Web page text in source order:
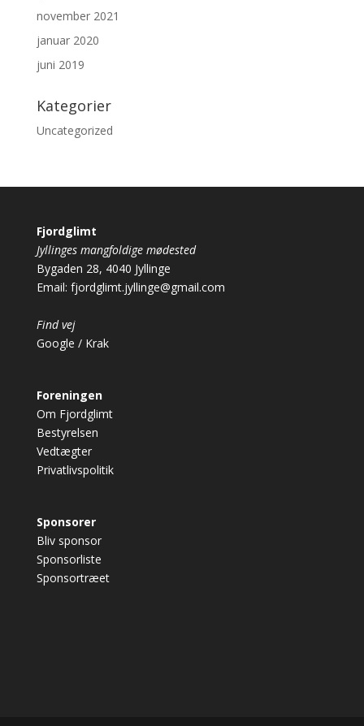
november 2021
januar 2020
juni 2019
Kategorier
Uncategorized
Fjordglimt
Jyllinges mangfoldige mødested
Bygaden 28, 4040 Jyllinge
Email: fjordglimt.jyllinge@gmail.com
Find vej
Google / Krak
Foreningen
Om Fjordglimt
Bestyrelsen
Vedtægter
Privatlivspolitik
Sponsorer
Bliv sponsor
Sponsorliste
Sponsortræet